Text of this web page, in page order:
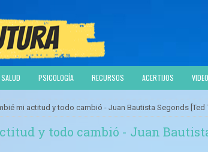
SALUD PSICOLOGÍA RECURSOS ACERTIJOS
mi actitud y todo cambió - Juan Bautista Segonds [Ted
y todo cambió - Juan